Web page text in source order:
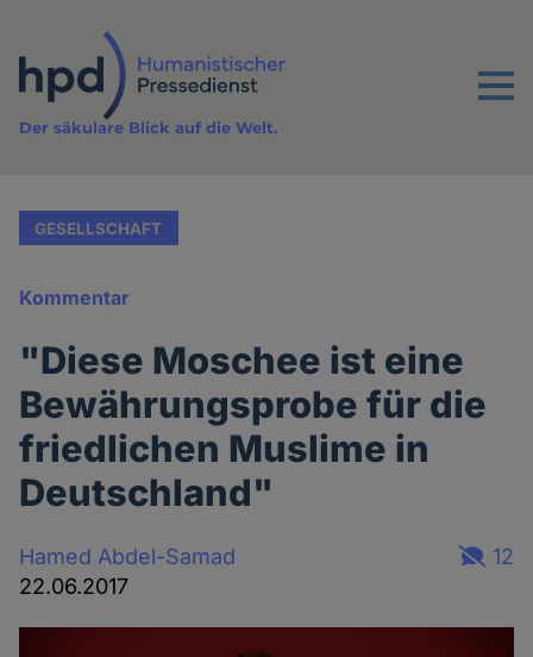
Inhalt
Menu
Der säkulare Blick auf die Welt.
GESELLSCHAFT
Kommentar
"Diese Moschee ist eine
Bewährungsprobe für die
friedlichen Muslime in
Deutschland"
Hamed Abdel-Samad
22.06.2017
12